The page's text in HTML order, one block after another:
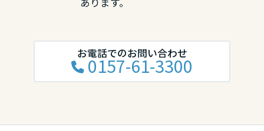
お電話でのお問い合わせ
0157-61-3300